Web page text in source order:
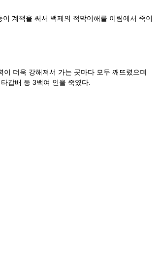
계책을 써서 백제의 적막이해를 이림에서 죽이
더욱 강해져서 가는 곳마다 모두 깨뜨렸으며
갑배 등 3백여 인을 죽였다.